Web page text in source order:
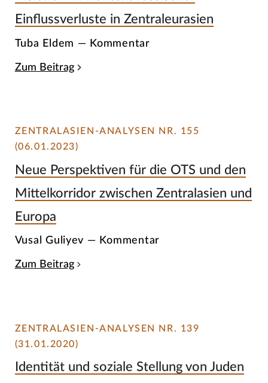
Einflussverluste in Zentraleurasien
Tuba Eldem — Kommentar
Zum Beitrag
ZENTRALASIEN-ANALYSEN NR. 155
(06.01.2023)
Neue Perspektiven für die OTS und den
Mittelkorridor zwischen Zentralasien und
Europa
Vusal Guliyev — Kommentar
Zum Beitrag
ZENTRALASIEN-ANALYSEN NR. 139
(31.01.2020)
Identität und soziale Stellung von Juden